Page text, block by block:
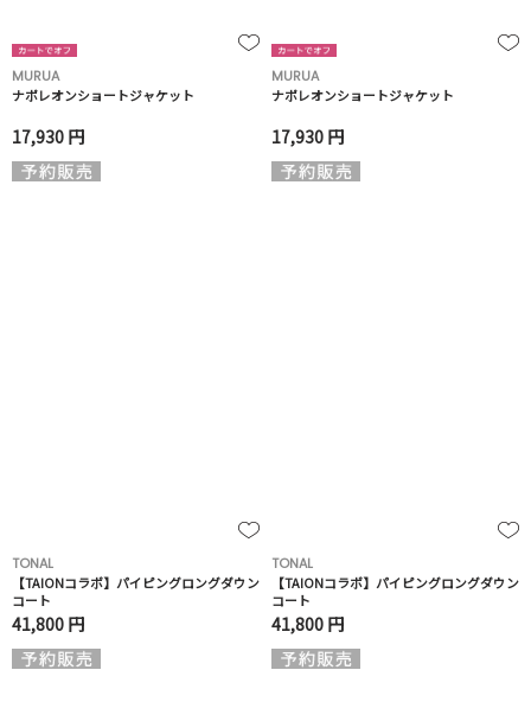
MURUA
ナポレオンショートジャケット
17,930 円
MURUA
ナポレオンショートジャケット
17,930 円
TONAL
【TAIONコラボ】パイピングロングダウン
コート
41,800 円
TONAL
【TAIONコラボ】パイピングロングダウン
コート
41,800 円